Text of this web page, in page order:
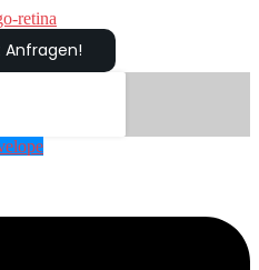
Anfragen!